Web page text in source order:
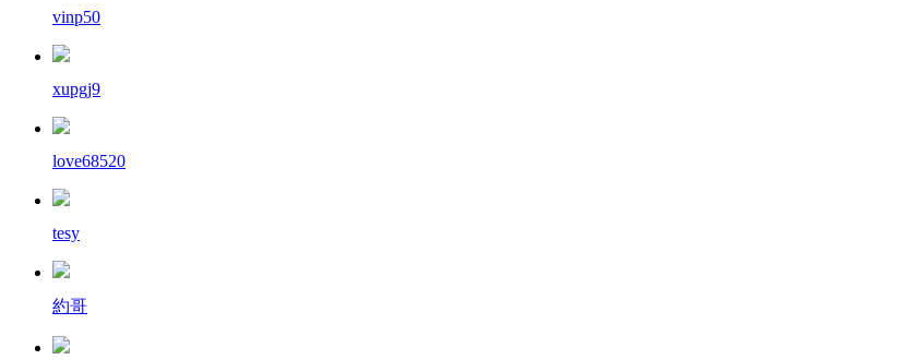
vinp50
xupgj9
love68520
tesy
約哥